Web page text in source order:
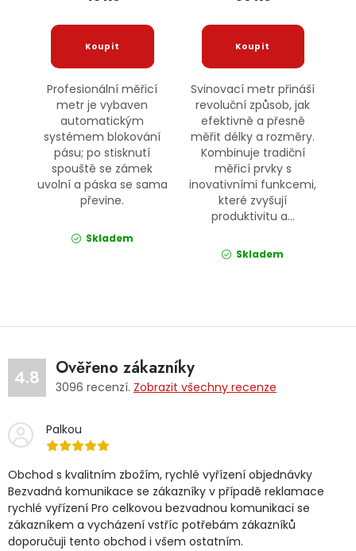
Profesionální měřicí
metr je vybaven
automatickým
systémem blokování
pásu; po stisknutí
spouště se zámek
uvolní a páska se sama
převine.
Skladem
Svinovací metr přináší
revoluční způsob, jak
efektivně a přesně
měřit délky a rozměry.
Kombinuje tradiční
měřicí prvky s
inovativními funkcemi,
které zvyšují
produktivitu a...
Skladem
4.8 Ověřeno zákazníky
3096 recenzí. Zobrazit všechny recenze
Palkou
Obchod s kvalitním zbožím, rychlé vyřízení objednávky
Bezvadná komunikace se zákazníky v případě reklamace
rychlé vyřízení Pro celkovou bezvadnou komunikaci se
zákazníkem a vycházení vstříc potřebám zákazníků
doporučuji tento obchod i všem ostatním.